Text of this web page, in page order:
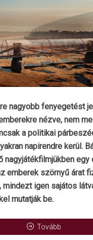
nagyobb fenyegetést
nézve, nem
a politikai
napirendre kerül.
nagyjátékfilmjükben egy
emberek szörnyű árat
mindezt igen sajátos
mutatják be.
Tovább